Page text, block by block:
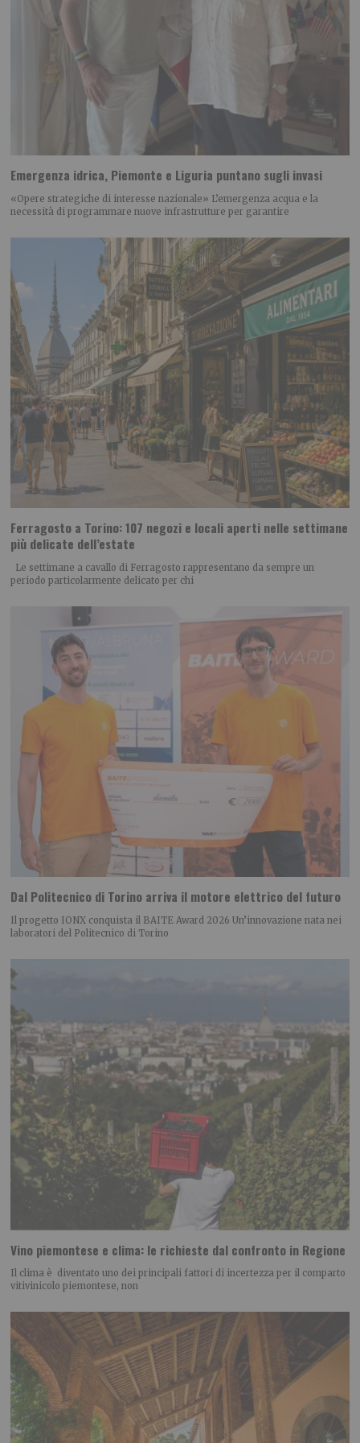
Emergenza idrica, Piemonte e Liguria puntano sugli invasi
«Opere strategiche di interesse nazionale» L’emergenza acqua e la
necessità di programmare nuove infrastrutture per garantire
Ferragosto a Torino: 107 negozi e locali aperti nelle settimane
più delicate dell’estate
Le settimane a cavallo di Ferragosto rappresentano da sempre un
periodo particolarmente delicato per chi
Dal Politecnico di Torino arriva il motore elettrico del futuro
Il progetto IONX conquista il BAITE Award 2026 Un’innovazione nata nei
laboratori del Politecnico di Torino
Vino piemontese e clima: le richieste dal confronto in Regione
Il clima è diventato uno dei principali fattori di incertezza per il comparto
vitivinicolo piemontese, non